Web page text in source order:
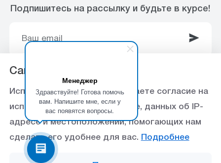
Менеджер
Здравствуйте! Готова помочь
вам. Напишите мне, если у
вас появятся вопросы.
Подпишитесь на рассылку и будьте в курсе!
© 2003-2025 Интернет-магазин ООО
«Стройоптторг» р/с 40702810360000102415 в
Ставропольское отделение №5230 ПАО Сбербанк,
БИК 040702615
Политика конфиденциальности
Сайт использует Cookie
Используя данный сайт, вы даете согласие на
использование файлов cookie, данных об IP-
адресе и местоположении, помогающих нам
сделать его удобнее для вас. Подробнее